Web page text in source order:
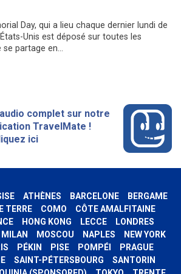
Day, qui a lieu chaque dernier lundi de
Unis est déposé sur toutes les
partage en...
complet sur notre
TravelMate !
ici
ATHÈNES BARCELONE
BERGAME
TERRE COMO
CÔTE AMALFITAINE
HONG KONG LECCE
LONDRES
MILAN MOSCOU NAPLES
NEW YORK
PÉKIN PISE POMPÉI
PRAGUE
SAINT-PÉTERSBOURG
SANTORIN